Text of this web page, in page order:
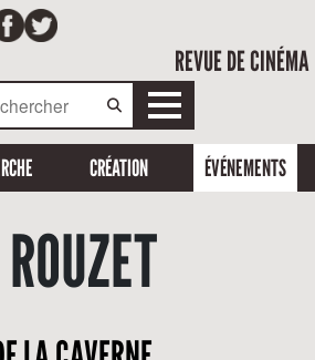
REVUE DE CINÉMA
CRÉATION ÉVÉNEMENTS